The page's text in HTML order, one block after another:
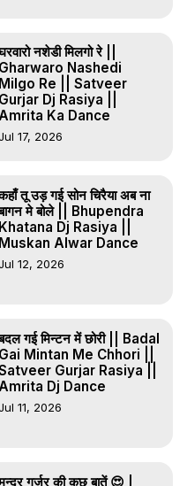
नशेडी मिलगो रे ||
Gharwaro Nashedi
Milgo Re || Satveer
Gurjar Dj Rasiya ||
Amrita Ka Dance
17, 2026
तू उड़ गई सोन चिरैया अब ना
मे बोले || Bhupendra
Khatana Dj Rasiya ||
Muskan Alwar Dance
12, 2026
गई मिन्टन में छोरी || Badal
Gai Mintan Me Chhori ||
Gurjar Rasiya ||
Amrita Dj Dance
11, 2026
गुर्जर की कुछ बातें 😍 |